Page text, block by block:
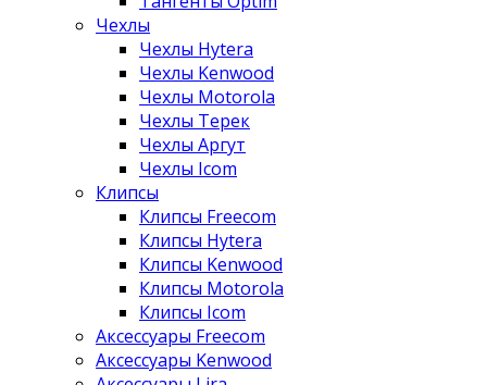
Чехлы
Чехлы Hytera
Чехлы Kenwood
Чехлы Motorola
Чехлы Терек
Чехлы Аргут
Чехлы Icom
Клипсы
Клипсы Freecom
Клипсы Hytera
Клипсы Kenwood
Клипсы Motorola
Клипсы Icom
Аксессуары Freecom
Аксессуары Kenwood